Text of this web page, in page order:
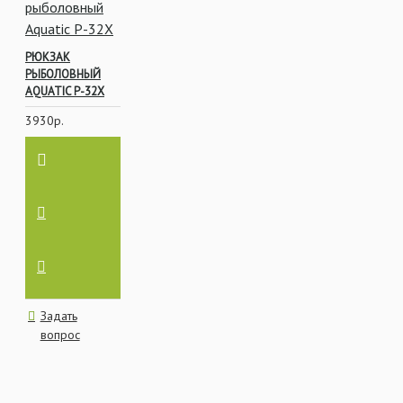
РЮКЗАК
РЫБОЛОВНЫЙ
AQUATIC Р-32Х
3930р.
Задать
вопрос